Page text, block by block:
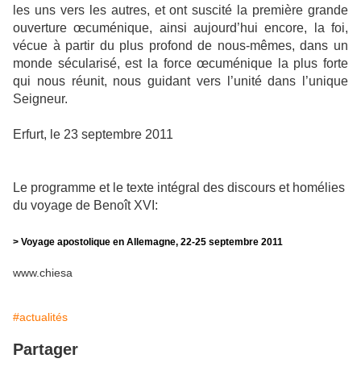
les uns vers les autres, et ont suscité la première grande
ouverture œcuménique, ainsi aujourd’hui encore, la foi,
vécue à partir du plus profond de nous-mêmes, dans un
monde sécularisé, est la force œcuménique la plus forte
qui nous réunit, nous guidant vers l’unité dans l’unique
Seigneur.
Erfurt, le 23 septembre 2011
Le programme et le texte intégral des discours et homélies
du voyage de Benoît XVI:
> Voyage apostolique en Allemagne, 22-25 septembre 2011
www.chiesa
#actualités
Partager